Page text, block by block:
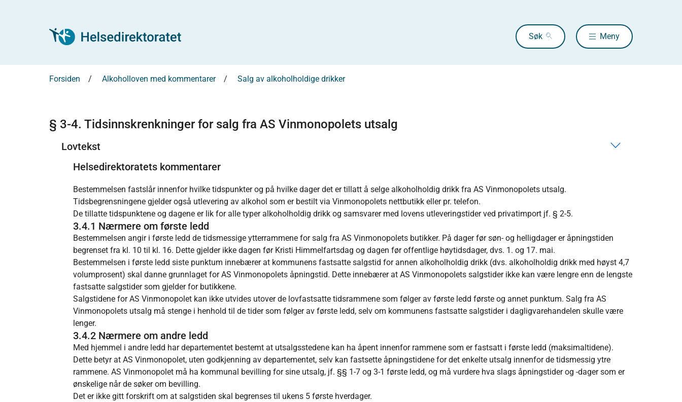
Søk Meny
Forsiden Alkoholloven med kommentarer Salg av alkoholholdige drikker
§ 3-4. Tidsinnskrenkninger for salg fra AS Vinmonopolets utsalg
Lovtekst
Helsedirektoratets kommentarer
Bestemmelsen fastslår innenfor hvilke tidspunkter og på hvilke dager det er tillatt å selge alkoholholdig drikk fra AS Vinmonopolets utsalg.
Tidsbegrensningene gjelder også utlevering av alkohol som er bestilt via Vinmonopolets nettbutikk eller pr. telefon.
De tillatte tidspunktene og dagene er lik for alle typer alkoholholdig drikk og samsvarer med lovens utleveringstider ved privatimport jf. § 2-5.
3.4.1 Nærmere om første ledd
Bestemmelsen angir i første ledd de tidsmessige ytterrammene for salg fra AS Vinmonopolets butikker. På dager før søn- og helligdager er åpningstiden
begrenset fra kl. 10 til kl. 16. Dette gjelder ikke dagen før Kristi Himmelfartsdag og dagen før offentlige høytidsdager, dvs. 1. og 17. mai.
Bestemmelsen i første ledd siste punktum innebærer at kommunens fastsatte salgstid for annen alkoholholdig drikk (dvs. alkoholholdig drikk med høyst 4,7
volumprosent) skal danne grunnlaget for AS Vinmonopolets åpningstid. Dette innebærer at AS Vinmonopolets salgstider ikke kan være lengre enn de lengste
fastsatte salgstider som gjelder for butikkene.
Salgstidene for AS Vinmonopolet kan ikke utvides utover de lovfastsatte tidsrammene som følger av første ledd første og annet punktum. Salg fra AS
Vinmonopolets utsalg må stenge i henhold til de tider som følger av første ledd, selv om kommunens fastsatte salgstider i dagligvarehandelen skulle være
lenger.
3.4.2 Nærmere om andre ledd
Med hjemmel i andre ledd har departementet bestemt at utsalgsstedene kan ha åpent innenfor rammene som er fastsatt i første ledd (maksimaltidene).
Dette betyr at AS Vinmonopolet, uten godkjenning av departementet, selv kan fastsette åpningstidene for det enkelte utsalg innenfor de tidsmessig ytre
rammene. AS Vinmonopolet må ha kommunal bevilling for sine utsalg, jf. §§ 1-7 og 3-1 første ledd, og må vurdere hva slags åpningstider og -dager som er
ønskelige når de søker om bevilling.
Det er ikke gitt forskrift om at salgstiden skal begrenses til ukens 5 første hverdager.